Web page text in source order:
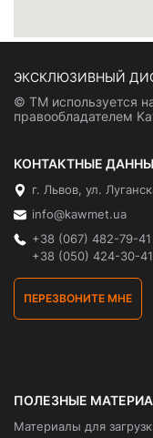
ЭКСКЛЮЗИВНЫЙ
© ТМ используется
правообладателем
КОНТАКТНЫЕ
г. Львов, ул.
info@kawmet.ua
+38 (067) 482-79-41
+38 (050) 424-30-41
ПЕРЕЗВОНИТЕ МНЕ
ПОЛЕЗНЫЕ
Материалы для